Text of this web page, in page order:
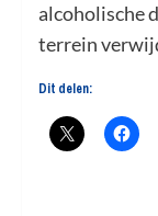
alcoholische
terrein
Dit delen: